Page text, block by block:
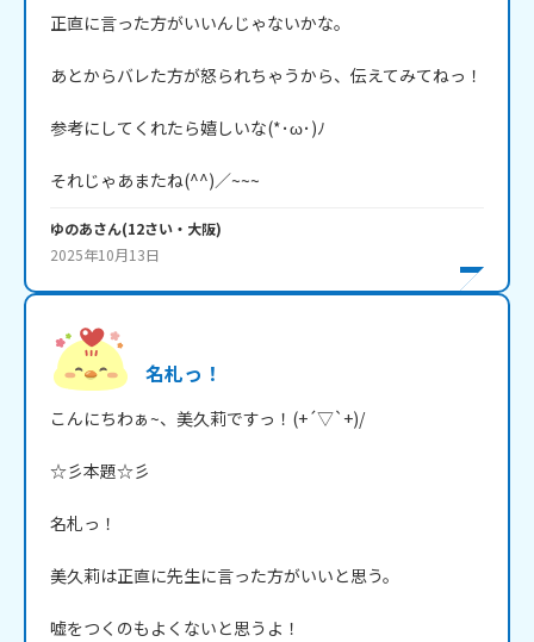
正直に言った方がいいんじゃないかな。
あとからバレた方が怒られちゃうから、伝えてみてねっ！
参考にしてくれたら嬉しいな(*･ω･)ﾉ
それじゃあまたね(^^)／~~~
ゆのあさん(12さい・ 大阪)
2025年10月13日
名札っ！
こんにちわぁ~、美久莉ですっ！(+´▽`+)/
☆彡本題☆彡
名札っ！
美久莉は正直に先生に言った方がいいと思う。
嘘をつくのもよくないと思うよ！